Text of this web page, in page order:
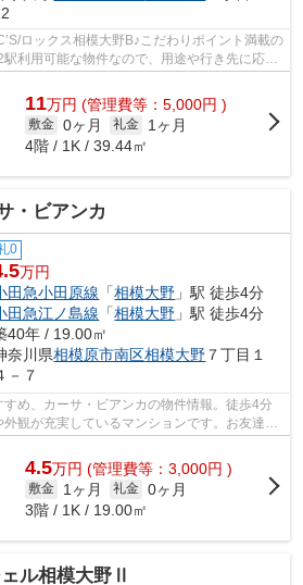
ロックス相模大野B♪こだわりポイント満載の
駅利用可能な物件なので、用途や行き先に応じ
にはエレ...
11万円 (管理費等：5,000円 )
敷金 0ヶ月 礼金
1ヶ月
4階 / 1K / 39.44㎡
・ビアンカ
0
万円
田急小田原線 「相模大野 」駅 徒歩4分
田急江ノ島線 「相模大野 」駅 徒歩4分
40年 / 19.00㎡
奈川県相模原市南区相模大野 ７丁目１
－７
め、カーサ・ビアンカの物件情報。徒歩4分
観が充実しているマンションです。お友達を
4.5万円 (管理費等：3,000円 )
敷金 1ヶ月 礼金 0ヶ月
3階 / 1K / 19.00㎡
ル相模大野Ⅱ